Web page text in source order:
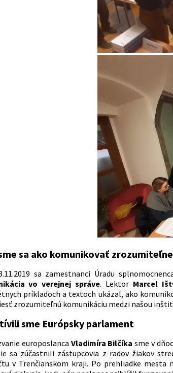
sa ako komunikovať zrozumiteľne
sa zamestnanci Úradu
vo verejnej správe. Lektor Marcel
príkladoch a textoch ukázal, ako
zrozumiteľnú komunikáciu medzi našou
sme Európsky parlament
europoslanca Vladimíra Bilčíkasme v
sa zúčastnili zástupcovia z radov žiakov
v Trenčianskom kraji. Po prehliadke mesta